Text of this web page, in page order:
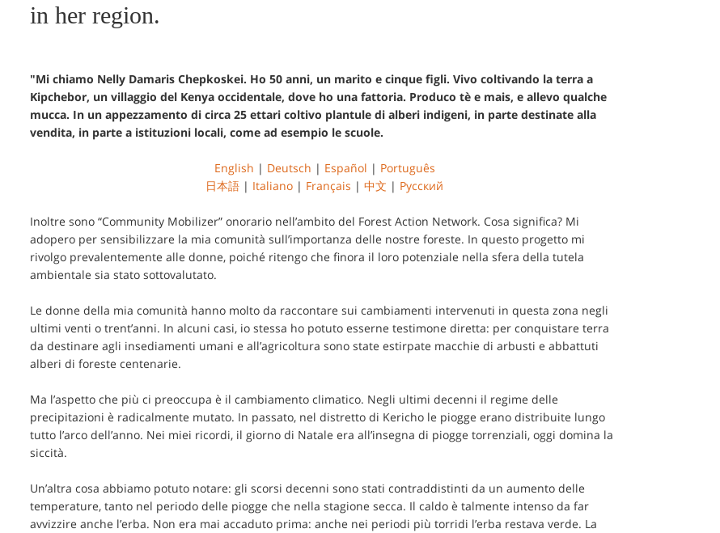
in her region.
"Mi chiamo Nelly Damaris Chepkoskei. Ho 50 anni, un marito e cinque figli. Vivo coltivando la terra a
Kipchebor, un villaggio del Kenya occidentale, dove ho una fattoria. Produco tè e mais, e allevo qualche
mucca. In un appezzamento di circa 25 ettari coltivo plantule di alberi indigeni, in parte destinate alla
vendita, in parte a istituzioni locali, come ad esempio le scuole.
English | Deutsch | Español | Português
日本語 | Italiano | Français |中文 | Русский
Inoltre sono “Community Mobilizer” onorario nell’ambito del Forest Action Network. Cosa significa? Mi
adopero per sensibilizzare la mia comunità sull’importanza delle nostre foreste. In questo progetto mi
rivolgo prevalentemente alle donne, poiché ritengo che finora il loro potenziale nella sfera della tutela
ambientale sia stato sottovalutato.
Le donne della mia comunità hanno molto da raccontare sui cambiamenti intervenuti in questa zona negli
ultimi venti o trent’anni. In alcuni casi, io stessa ho potuto esserne testimone diretta: per conquistare terra
da destinare agli insediamenti umani e all’agricoltura sono state estirpate macchie di arbusti e abbattuti
alberi di foreste centenarie.
Ma l’aspetto che più ci preoccupa è il cambiamento climatico. Negli ultimi decenni il regime delle
precipitazioni è radicalmente mutato. In passato, nel distretto di Kericho le piogge erano distribuite lungo
tutto l’arco dell’anno. Nei miei ricordi, il giorno di Natale era all’insegna di piogge torrenziali, oggi domina la
siccità.
Un’altra cosa abbiamo potuto notare: gli scorsi decenni sono stati contraddistinti da un aumento delle
temperature, tanto nel periodo delle piogge che nella stagione secca. Il caldo è talmente intenso da far
avvizzire anche l’erba. Non era mai accaduto prima: anche nei periodi più torridi l’erba restava verde. La